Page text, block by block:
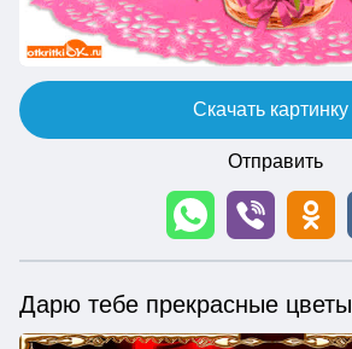
Скачать картинку
Отправить
Дарю тебе прекрасные цветы